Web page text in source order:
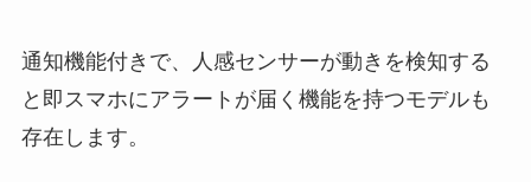
通知機能付きで、人感センサーが動きを検知する
と即スマホにアラートが届く機能を持つモデルも
存在します。